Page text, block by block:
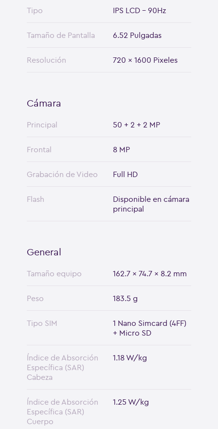
Tipo IPS LCD - 90Hz
Tamaño de Pantalla 6.52 Pulgadas
Resolución 720 x 1600 Pixeles
Cámara
Principal 50 + 2 + 2 MP
Frontal 8 MP
Grabación de Video Full HD
Flash
Disponible en cámara
principal
General
Tamaño equipo 162.7 x 74.7 x 8.2 mm
Peso 183.5 g
Tipo SIM
1 Nano Simcard (4FF)
+ Micro SD
Índice de Absorción
Específica (SAR)
Cabeza
1.18 W/kg
Índice de Absorción
Específica (SAR)
Cuerpo
1.25 W/kg